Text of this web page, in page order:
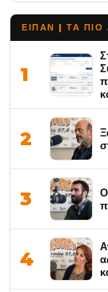
ΕΙΠΑΝ | ΤΑ ΠΙΟ
1
2
3
4